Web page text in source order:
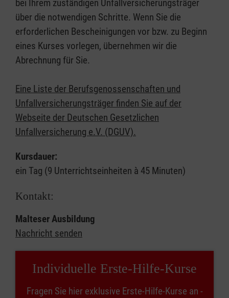
bei Ihrem zuständigen Unfallversicherungsträger
über die notwendigen Schritte. Wenn Sie die
erforderlichen Bescheinigungen vor bzw. zu Beginn
eines Kurses vorlegen, übernehmen wir die
Abrechnung für Sie.
Eine Liste der Berufsgenossenschaften und
Unfallversicherungsträger finden Sie auf der
Webseite der Deutschen Gesetzlichen
Unfallversicherung e.V. (DGUV).
Kursdauer:
ein Tag (9 Unterrichtseinheiten à 45 Minuten)
Kontakt:
Malteser Ausbildung
Nachricht senden
Individuelle Erste-Hilfe-Kurse
Fragen Sie hier exklusive Erste-Hilfe-Kurse an -